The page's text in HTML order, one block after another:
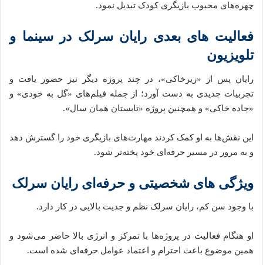
چهره‌های محبوب بازیگری کودک تبدیل نمود.
فعالیت‌ های بعدی رایان سرلک در سینما و
تلویزیون
رایان پس از «زیرخاکی»، در چند پروژه دیگر نیز حضور یافت و
تجربیات جدیدی به دست آورد؛ از جمله فیلم‌های «گل به خودی» و
«جاده خاکی» و همچنین پروژه «تابستان همان سال».
این نقش‌ها به او کمک کردند مهارت‌های بازیگری خود را گسترش دهد
و به مرور در مسیر حرفه‌ای خود پخته‌تر شود.
ویژگی‌ های شخصیتی و حرفه‌ای رایان سرلک
با وجود سن کم، رایان سرلک نظم و جدیت بالایی در کار دارد.
او هنگام فعالیت در پروژه‌ها با تمرکز و انرژی بالا حاضر می‌شود و
همین موضوع باعث احترام و اعتماد عوامل حرفه‌ای شده است.